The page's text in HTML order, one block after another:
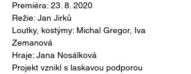
Premiéra: 23. 8. 2020
Režie: Jan Jirků
Loutky, kostýmy: Michal Gregor, Iva
Zemanová
Hraje: Jana Nosálková
Projekt vznikl s laskavou podporou